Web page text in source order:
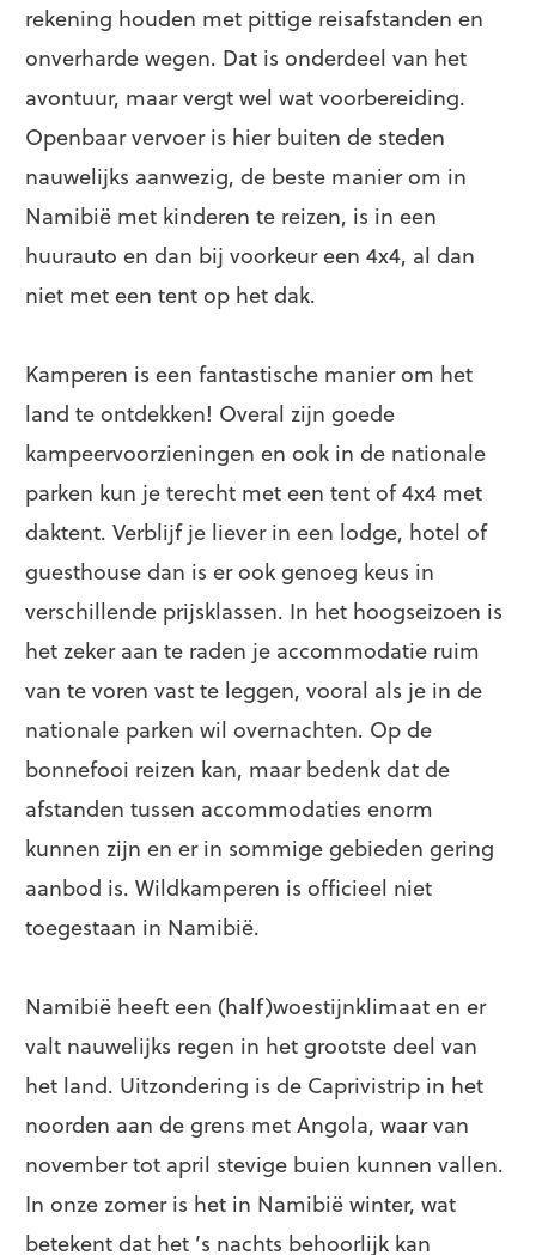
rekening houden met pittige reisafstanden en
onverharde wegen. Dat is onderdeel van het
avontuur, maar vergt wel wat voorbereiding.
Openbaar vervoer is hier buiten de steden
nauwelijks aanwezig, de beste manier om in
Namibië met kinderen te reizen, is in een
huurauto en dan bij voorkeur een 4x4, al dan
niet met een tent op het dak.
Kamperen is een fantastische manier om het
land te ontdekken! Overal zijn goede
kampeervoorzieningen en ook in de nationale
parken kun je terecht met een tent of 4x4 met
daktent. Verblijf je liever in een lodge, hotel of
guesthouse dan is er ook genoeg keus in
verschillende prijsklassen. In het hoogseizoen is
het zeker aan te raden je accommodatie ruim
van te voren vast te leggen, vooral als je in de
nationale parken wil overnachten. Op de
bonnefooi reizen kan, maar bedenk dat de
afstanden tussen accommodaties enorm
kunnen zijn en er in sommige gebieden gering
aanbod is. Wildkamperen is officieel niet
toegestaan in Namibië.
Namibië heeft een (half)woestijnklimaat en er
valt nauwelijks regen in het grootste deel van
het land. Uitzondering is de Caprivistrip in het
noorden aan de grens met Angola, waar van
november tot april stevige buien kunnen vallen.
In onze zomer is het in Namibië winter, wat
betekent dat het ’s nachts behoorlijk kan